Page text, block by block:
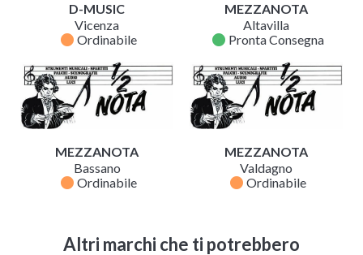
D-MUSIC
Vicenza
fiber_manual_record Ordinabile
MEZZANOTA
Altavilla
fiber_manual_record Pronta Consegna
MEZZANOTA
Bassano
fiber_manual_record Ordinabile
MEZZANOTA
Valdagno
fiber_manual_record Ordinabile
Altri marchi che ti potrebbero